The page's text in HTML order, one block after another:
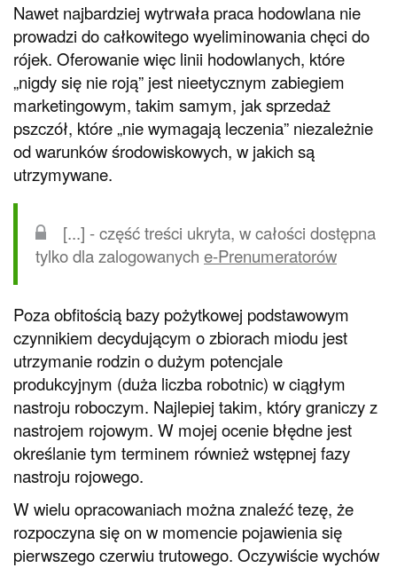
Nawet najbardziej wytrwała praca hodowlana nie
prowadzi do całkowitego wyeliminowania chęci do
rójek. Oferowanie więc linii hodowlanych, które
„nigdy się nie roją” jest nieetycznym zabiegiem
marketingowym, takim samym, jak sprzedaż
pszczół, które „nie wymagają leczenia” niezależnie
od warunków środowiskowych, w jakich są
utrzymywane.
[...] - część treści ukryta, w całości dostępna
tylko dla zalogowanych e-Prenumeratorów
Poza obfitością bazy pożytkowej podstawowym
czynnikiem decydującym o zbiorach miodu jest
utrzymanie rodzin o dużym potencjale
produkcyjnym (duża liczba robotnic) w ciągłym
nastroju roboczym. Najlepiej takim, który graniczy z
nastrojem rojowym. W mojej ocenie błędne jest
określanie tym terminem również wstępnej fazy
nastroju rojowego.
W wielu opracowaniach można znaleźć tezę, że
rozpoczyna się on w momencie pojawienia się
pierwszego czerwiu trutowego. Oczywiście wychów